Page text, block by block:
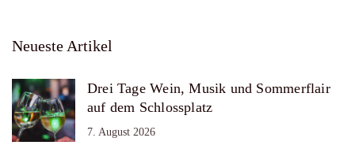
Neueste Artikel
Drei Tage Wein, Musik und Sommerflair
auf dem Schlossplatz
7. August 2026